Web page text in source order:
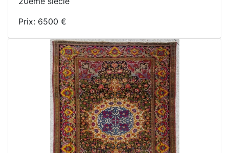
Prix: 6500 €